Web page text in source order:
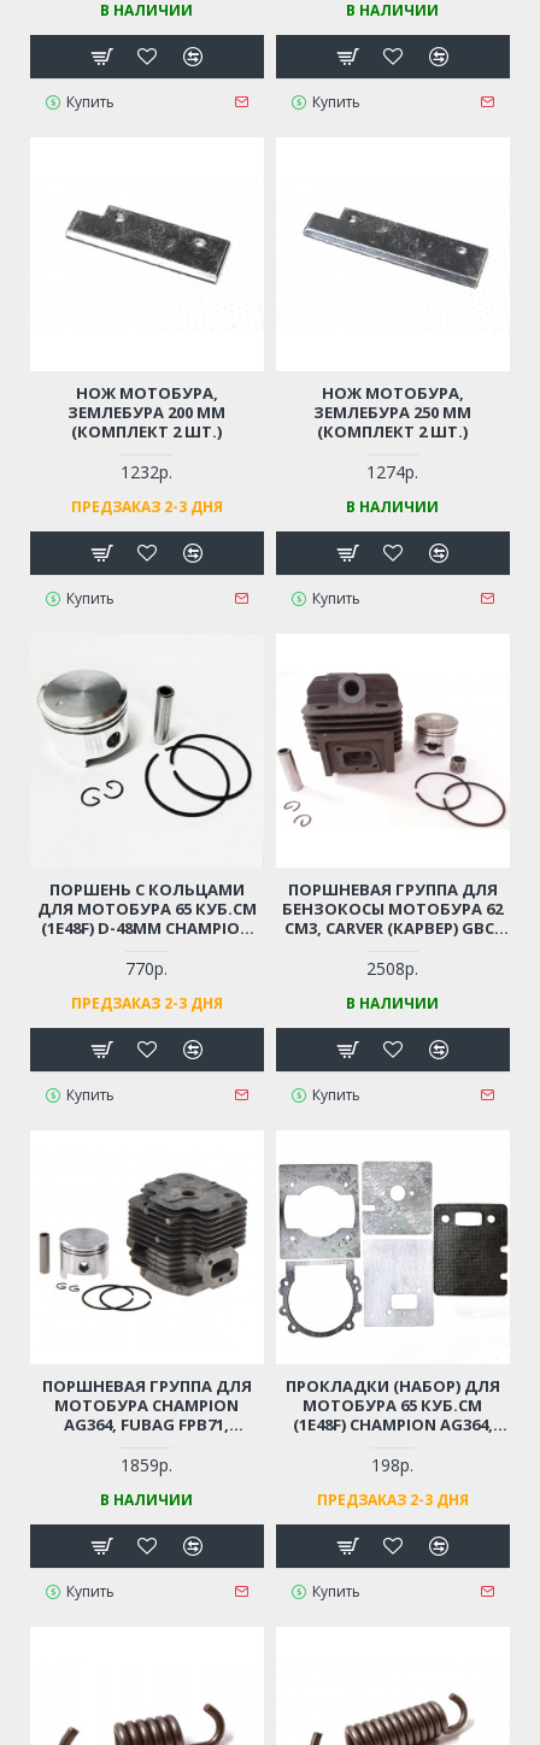
В НАЛИЧИИ
Купить
В НАЛИЧИИ
Купить
НОЖ МОТОБУРА,
ЗЕМЛЕБУРА 200 ММ
(КОМПЛЕКТ 2 ШТ.)
1232р.
ПРЕДЗАКАЗ 2-3 ДНЯ
Купить
НОЖ МОТОБУРА,
ЗЕМЛЕБУРА 250 ММ
(КОМПЛЕКТ 2 ШТ.)
1274р.
В НАЛИЧИИ
Купить
ПОРШЕНЬ С КОЛЬЦАМИ
ДЛЯ МОТОБУРА 65 КУБ.СМ
(1E48F) D-48ММ CHAMPION
AE70D, AE75D; HUTER GGD-62;
ADA DRILL 7
770р.
ПРЕДЗАКАЗ 2-3 ДНЯ
Купить
ПОРШНЕВАЯ ГРУППА ДЛЯ
БЕНЗОКОСЫ МОТОБУРА 62
СМ3, CARVER (КАРВЕР) GBC-
BT8972D И ПР.
2508р.
В НАЛИЧИИ
Купить
ПОРШНЕВАЯ ГРУППА ДЛЯ
МОТОБУРА CHAMPION
AG364, FUBAG FPB71,
ECHO PB770 (1E48F, 63КУБ. D-
48ММ)
1859р.
В НАЛИЧИИ
Купить
ПРОКЛАДКИ (НАБОР) ДЛЯ
МОТОБУРА 65 КУБ.СМ
(1E48F) CHAMPION AG364,
HUTER GGD-62; ADA DRILL 7
(064112710)
198р.
ПРЕДЗАКАЗ 2-3 ДНЯ
Купить